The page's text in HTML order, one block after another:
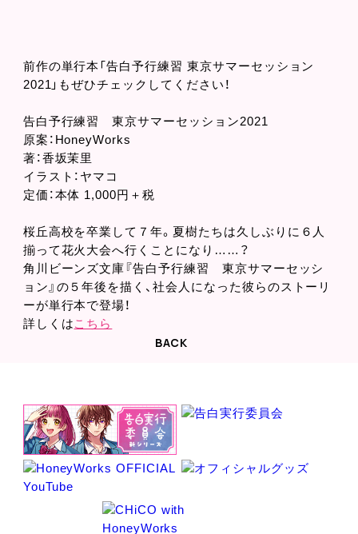
前作の単行本「告白予行練習 東京サマーセッション
2021」もぜひチェックしてください！
告白予行練習 東京サマーセッション2021
原案：HoneyWorks
著：香坂茉里
イラスト：ヤマコ
定価：本体 1,000円＋税
桜丘高校を卒業して７年。夏樹たちは久しぶりに６人
揃って花火大会へ行くことになり……？
角川ビーンズ文庫『告白予行練習 東京サマーセッシ
ョン』の５年後を描く、社会人になった彼らのストーリ
ーが単行本で登場！
詳しくはこちら
BACK